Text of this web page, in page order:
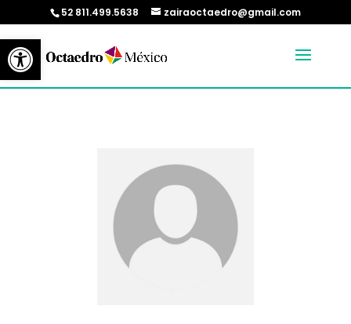
Abrir barra de herramientas
52 811.499.5638 zairaoctaedro@gmail.com